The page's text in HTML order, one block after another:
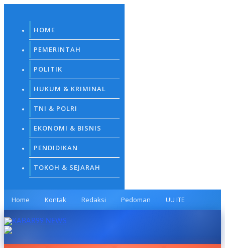
HOME
PEMERINTAH
POLITIK
HUKUM & KRIMINAL
TNI & POLRI
EKONOMI & BISNIS
PENDIDIKAN
TOKOH & SEJARAH
Home Kontak Redaksi Pedoman UU ITE